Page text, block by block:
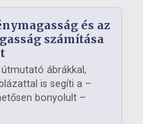
és az
számítása
ábrákkal,
is segíti a –
bonyolult –